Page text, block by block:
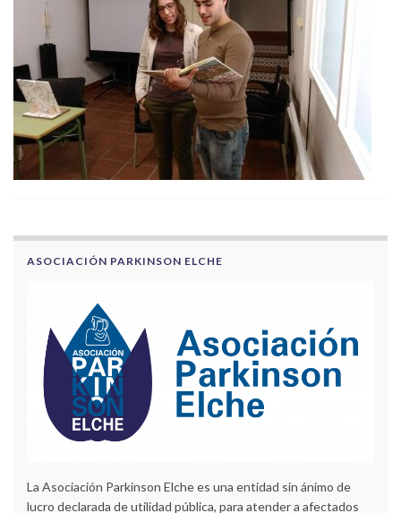
ASOCIACIÓN PARKINSON ELCHE
La Asociación Parkinson Elche es una entidad sin ánimo de
lucro declarada de utilidad pública, para atender a afectados